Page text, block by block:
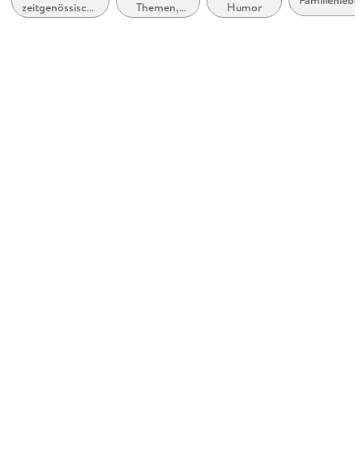
Petra Schier
zeitgenössische
Liebesromane
Themen,
Stoffe,
Humor